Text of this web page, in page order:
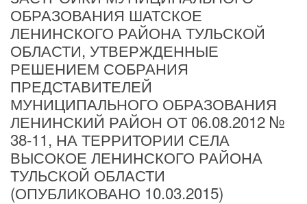
ОБРАЗОВАНИЯ ШАТСКОЕ
ЛЕНИНСКОГО РАЙОНА ТУЛЬСКОЙ
ОБЛАСТИ, УТВЕРЖДЕННЫЕ
РЕШЕНИЕМ СОБРАНИЯ
ПРЕДСТАВИТЕЛЕЙ
МУНИЦИПАЛЬНОГО ОБРАЗОВАНИЯ
ЛЕНИНСКИЙ РАЙОН ОТ 06.08.2012 №
38-11, НА ТЕРРИТОРИИ СЕЛА
ВЫСОКОЕ ЛЕНИНСКОГО РАЙОНА
ТУЛЬСКОЙ ОБЛАСТИ
(ОПУБЛИКОВАНО 10.03.2015)